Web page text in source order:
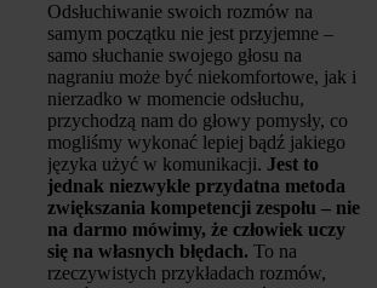
Odsłuchiwanie swoich rozmów na
samym początku nie jest przyjemne –
samo słuchanie swojego głosu na
nagraniu może być niekomfortowe, jak i
nierzadko w momencie odsłuchu,
przychodzą nam do głowy pomysły, co
mogliśmy wykonać lepiej bądź jakiego
języka użyć w komunikacji. Jest to
jednak niezwykle przydatna metoda
zwiększania kompetencji zespołu – nie
na darmo mówimy, że człowiek uczy
się na własnych błędach. To na
rzeczywistych przykładach rozmów,